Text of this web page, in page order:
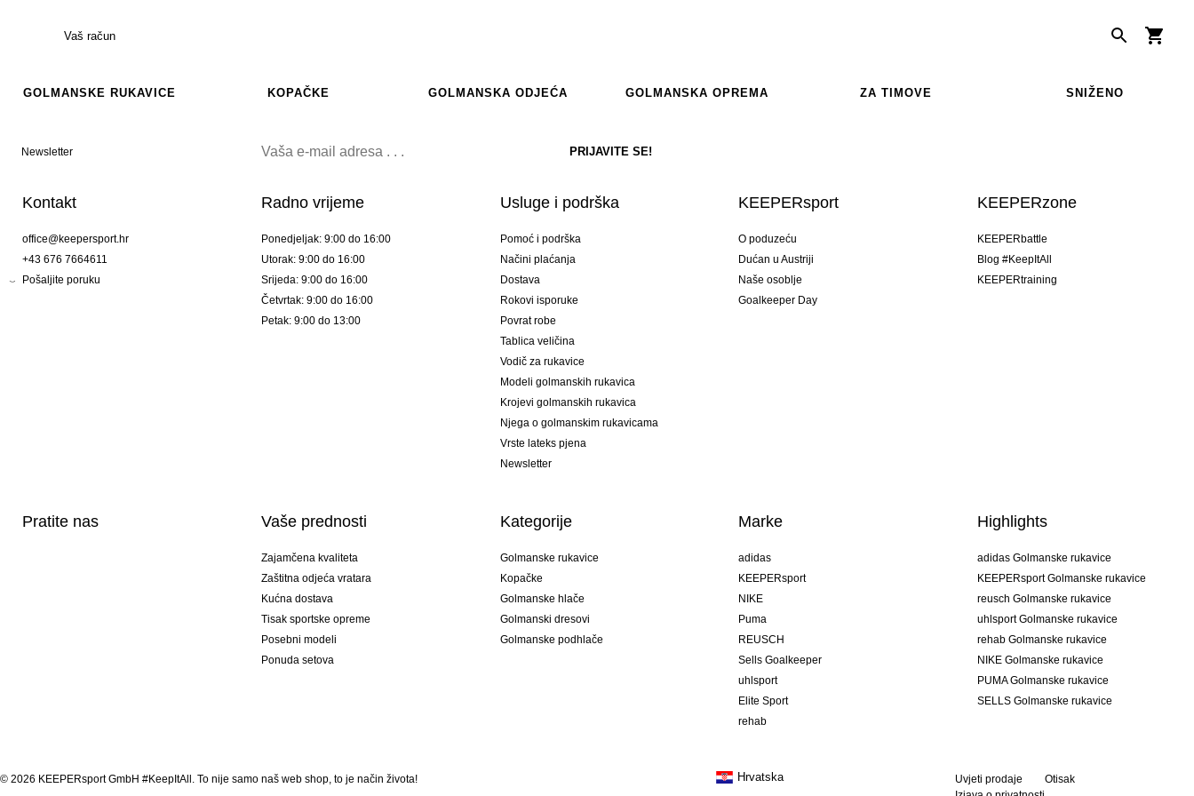
Vaš račun
GOLMANSKE RUKAVICE KOPAČKE GOLMANSKA ODJEĆA GOLMANSKA OPREMA ZA TIMOVE SNIŽENO
Newsletter
Kontakt
office@keepersport.hr
+43 676 7664611
Pošaljite poruku
Radno vrijeme
Ponedjeljak: 9:00 do 16:00
Utorak: 9:00 do 16:00
Srijeda: 9:00 do 16:00
Četvrtak: 9:00 do 16:00
Petak: 9:00 do 13:00
Usluge i podrška
Pomoć i podrška
Načini plaćanja
Dostava
Rokovi isporuke
Povrat robe
Tablica veličina
Vodič za rukavice
Modeli golmanskih rukavica
Krojevi golmanskih rukavica
Njega o golmanskim rukavicama
Vrste lateks pjena
Newsletter
KEEPERsport
O poduzeću
Dućan u Austriji
Naše osoblje
Goalkeeper Day
KEEPERzone
KEEPERbattle
Blog #KeepItAll
KEEPERtraining
Pratite nas Vaše prednosti
Zajamčena kvaliteta
Zaštitna odjeća vratara
Kućna dostava
Tisak sportske opreme
Posebni modeli
Ponuda setova
Kategorije
Golmanske rukavice
Kopačke
Golmanske hlače
Golmanski dresovi
Golmanske podhlače
Marke
adidas
KEEPERsport
NIKE
Puma
REUSCH
Sells Goalkeeper
uhlsport
Elite Sport
rehab
Highlights
adidas Golmanske rukavice
KEEPERsport Golmanske rukavice
reusch Golmanske rukavice
uhlsport Golmanske rukavice
rehab Golmanske rukavice
NIKE Golmanske rukavice
PUMA Golmanske rukavice
SELLS Golmanske rukavice
© 2026 KEEPERsport GmbH #KeepItAll. To nije samo naš web shop, to je način života! Uvjeti prodaje
Otisak
Hrvatska